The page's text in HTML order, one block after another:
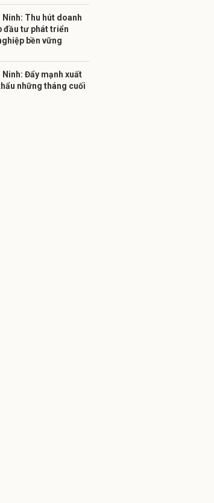
Ninh: Thu hút doanh
đầu tư phát triển
bền vững
Ninh: Đẩy mạnh xuất
những tháng cuối